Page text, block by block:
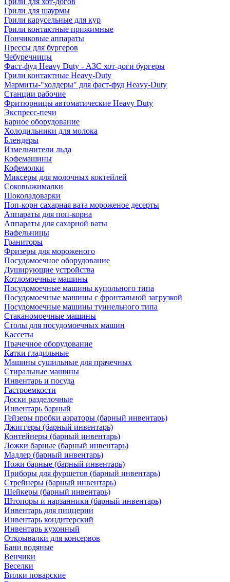
Грили для шаурмы
Грили карусельные для кур
Грили контактные прижимные
Пончиковые аппараты
Прессы для бургеров
Чебуречницы
Фаст-фуд Heavy Duty - АЗС хот-доги бургеры
Грили контактные Heavy-Duty
Мармиты-"холдеры" для фаст-фуд Heavy-Duty
Станции рабочие
Фритюрницы автоматические Heavy Duty
Экспресс-печи
Барное оборудование
Холодильники для молока
Блендеры
Измельчители льда
Кофемашины
Кофемолки
Миксеры для молочных коктейлей
Соковыжималки
Шоколадоварки
Поп-корн сахарная вата мороженое десерты
Аппараты для поп-корна
Аппараты для сахарной ваты
Вафельницы
Граниторы
Фризеры для мороженого
Посудомоечное оборудование
Душирующие устройства
Котломоечные машины
Посудомоечные машины купольного типа
Посудомоечные машины с фронтальной загрузкой
Посудомоечные машины туннельного типа
Стаканомоечные машины
Столы для посудомоечных машин
Кассеты
Прачечное оборудование
Катки гладильные
Машины сушильные для прачечных
Стиральные машины
Инвентарь и посуда
Гастроемкости
Доски разделочные
Инвентарь барный
Гейзеры пробки аэраторы (барный инвентарь)
Джиггеры (барный инвентарь)
Контейнеры (барный инвентарь)
Ложки барные (барный инвентарь)
Мадлер (барный инвентарь)
Ножи барные (барный инвентарь)
Приборы для фуршетов (барный инвентарь)
Стрейнеры (барный инвентарь)
Шейкеры (барный инвентарь)
Штопоры и нарзанники (барный инвентарь)
Инвентарь для пиццерии
Инвентарь кондитерский
Инвентарь кухонный
Открывалки для консервов
Бани водяные
Венчики
Веселки
Вилки поварские